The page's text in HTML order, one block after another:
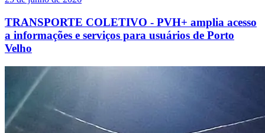
TRANSPORTE COLETIVO - PVH+ amplia acesso
a informações e serviços para usuários de Porto
Velho